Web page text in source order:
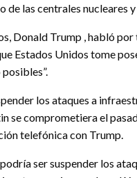
las centrales nucleares
Donald Trump , habló
Estados Unidos tome
los ataques a
se comprometiera el
telefónica con Trump.
ser suspender los